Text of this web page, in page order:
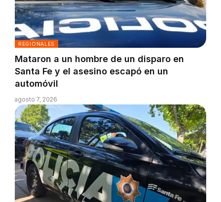
REGIONALES
Mataron a un hombre de un disparo en
Santa Fe y el asesino escapó en un
automóvil
agosto 7, 2026